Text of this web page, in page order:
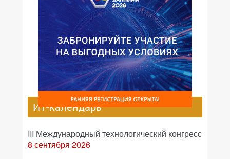
ИТ-календарь
III Международный технологический конгресс
8 сентября 2026